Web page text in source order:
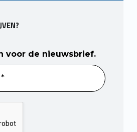
voor de nieuwsbrief.